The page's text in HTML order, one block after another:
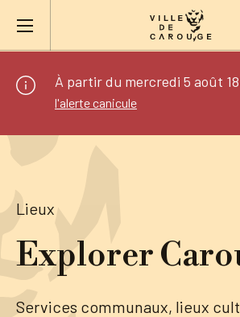
BIENVENUE À CAROUGE
Vie pratique
Actualités
Agenda
À partir du mercredi 5 août
l'alerte canicule
Lieux
Explorer
Services communaux, lieux